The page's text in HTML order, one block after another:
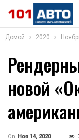
Домой 2020
новой
On Ноя 14, 2020